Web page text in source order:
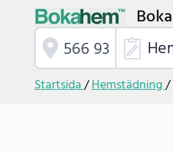
Startsida/Hemstädning/